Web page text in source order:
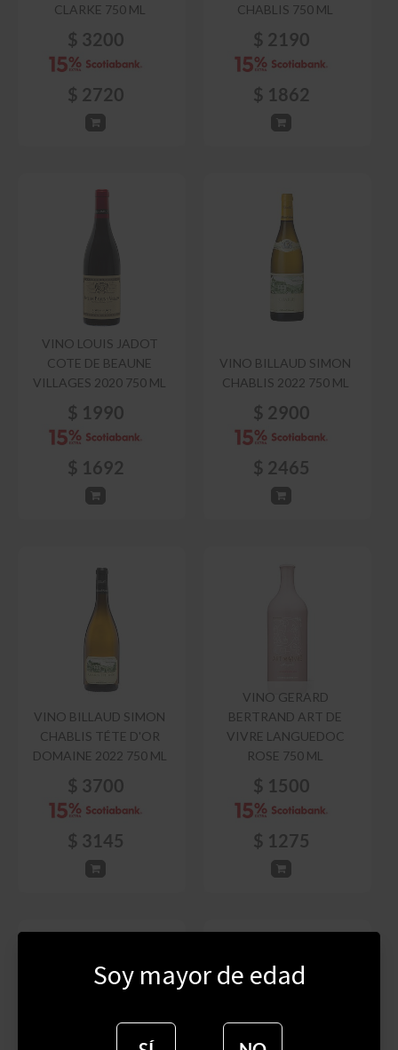
CLARKE 750 ML
$ 3200
$ 2720
CHABLIS 750 ML
$ 2190
$ 1862
VINO LOUIS JADOT
COTE DE BEAUNE
VILLAGES 2020 750 ML
$ 1990
$ 1692
VINO BILLAUD SIMON
CHABLIS 2022 750 ML
$ 2900
$ 2465
VINO BILLAUD SIMON
CHABLIS TÉTE D'OR
DOMAINE 2022 750 ML
$ 3700
$ 3145
VINO GERARD
BERTRAND ART DE
VIVRE LANGUEDOC
ROSE 750 ML
$ 1500
$ 1275
Soy mayor de edad